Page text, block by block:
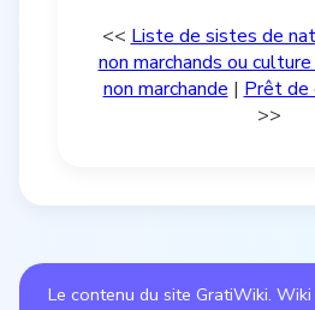
<<Liste de sistes de
non marchands ou
non marchande|Prêt de
>>
Le contenu du site GratiWiki.